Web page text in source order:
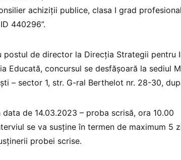
achiziții publice, clasa I grad
440296”.
postul de director la Direcția Strategii pentru
Educată, concursul se desfășoară la sediul
– sector 1, str. G-ral Berthelot nr. 28-30,
data de 14.03.2023 – proba scrisă, ora 10.00
se va susține în termen de maximum 5
probei scrise.